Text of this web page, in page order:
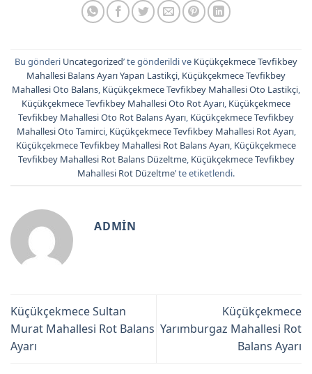
Bu gönderi Uncategorized’ te gönderildi ve Küçükçekmece Tevfikbey
Mahallesi Balans Ayarı Yapan Lastikçi, Küçükçekmece Tevfikbey
Mahallesi Oto Balans, Küçükçekmece Tevfikbey Mahallesi Oto Lastikçi,
Küçükçekmece Tevfikbey Mahallesi Oto Rot Ayarı, Küçükçekmece
Tevfikbey Mahallesi Oto Rot Balans Ayarı, Küçükçekmece Tevfikbey
Mahallesi Oto Tamirci, Küçükçekmece Tevfikbey Mahallesi Rot Ayarı,
Küçükçekmece Tevfikbey Mahallesi Rot Balans Ayarı, Küçükçekmece
Tevfikbey Mahallesi Rot Balans Düzeltme, Küçükçekmece Tevfikbey
Mahallesi Rot Düzeltme’ te etiketlendi.
ADMIN
Küçükçekmece Sultan
Murat Mahallesi Rot Balans
Ayarı
Küçükçekmece
Yarımburgaz Mahallesi Rot
Balans Ayarı